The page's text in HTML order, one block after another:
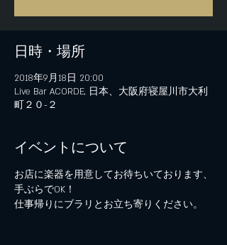
日時・場所
2018年9月18日 20:00
Live Bar ACORDE, 日本、大阪府寝屋川市大利
町２０−２
イベントについて
お店に楽器を用意してお待ちいております、
手ぶらでOK！
仕事帰りにブラリとお立ち寄りください。